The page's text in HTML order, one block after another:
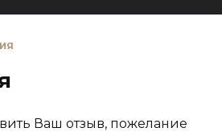
Ваш отзыв, пожелание